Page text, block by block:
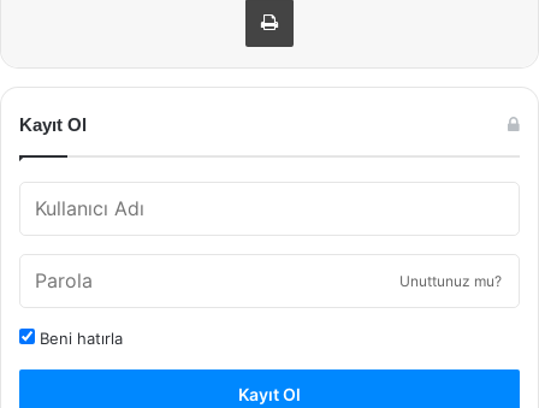
Kayıt Ol
Unuttunuz mu?
Beni hatırla
Kayıt Ol